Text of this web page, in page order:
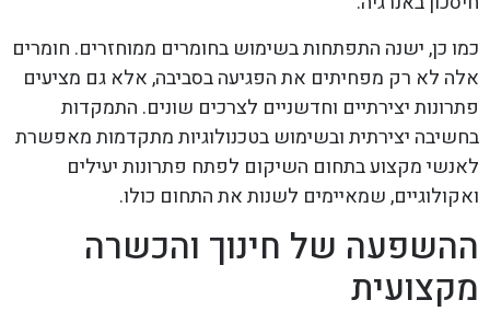
כמו כן, ישנה התפתחות בשימוש בחומרים ממוחזרים. חומרים
אלה לא רק מפחיתים את הפגיעה בסביבה, אלא גם מציעים
פתרונות יצירתיים וחדשניים לצרכים שונים. התמקדות
בחשיבה יצירתית ובשימוש בטכנולוגיות מתקדמות מאפשרת
לאנשי מקצוע בתחום השיקום לפתח פתרונות יעילים
ואקולוגיים, שמאיימים לשנות את התחום כולו.
ההשפעה של חינוך והכשרה
מקצועית